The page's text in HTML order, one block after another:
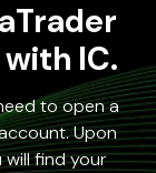
IC.
to open a
Upon
find your